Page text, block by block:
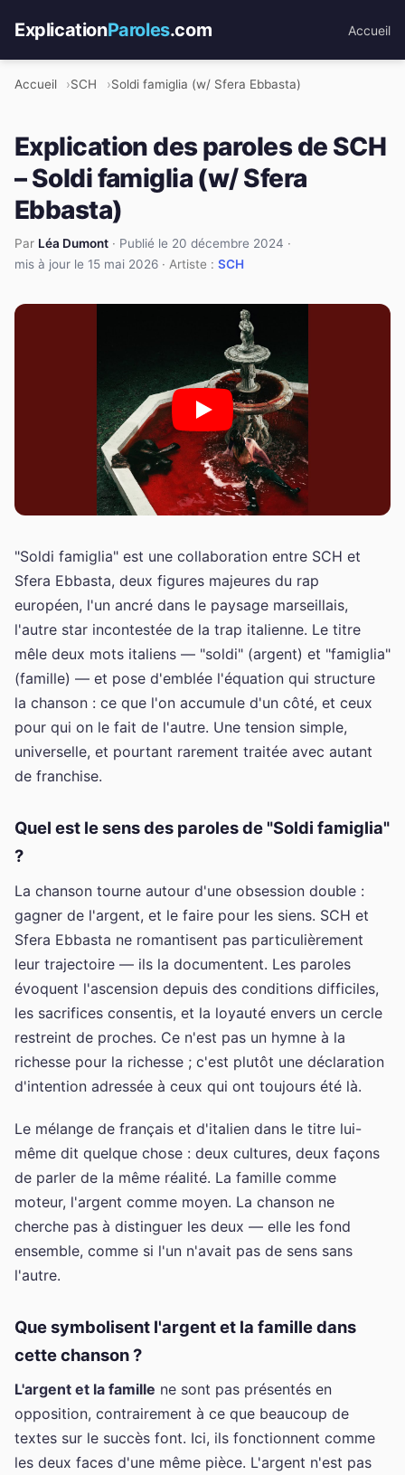
ExplicationParoles.com Accueil
Accueil SCH Soldi famiglia (w/ Sfera Ebbasta)
Explication des paroles de SCH
– Soldi famiglia (w/ Sfera
Ebbasta)
Par Léa Dumont · Publié le 20 décembre 2024 ·
mis à jour le 15 mai 2026 · Artiste : SCH
"Soldi famiglia" est une collaboration entre SCH et
Sfera Ebbasta, deux figures majeures du rap
européen, l'un ancré dans le paysage marseillais,
l'autre star incontestée de la trap italienne. Le titre
mêle deux mots italiens — "soldi" (argent) et "famiglia"
(famille) — et pose d'emblée l'équation qui structure
la chanson : ce que l'on accumule d'un côté, et ceux
pour qui on le fait de l'autre. Une tension simple,
universelle, et pourtant rarement traitée avec autant
de franchise.
Quel est le sens des paroles de "Soldi famiglia"
?
La chanson tourne autour d'une obsession double :
gagner de l'argent, et le faire pour les siens. SCH et
Sfera Ebbasta ne romantisent pas particulièrement
leur trajectoire — ils la documentent. Les paroles
évoquent l'ascension depuis des conditions difficiles,
les sacrifices consentis, et la loyauté envers un cercle
restreint de proches. Ce n'est pas un hymne à la
richesse pour la richesse ; c'est plutôt une déclaration
d'intention adressée à ceux qui ont toujours été là.
Le mélange de français et d'italien dans le titre lui-
même dit quelque chose : deux cultures, deux façons
de parler de la même réalité. La famille comme
moteur, l'argent comme moyen. La chanson ne
cherche pas à distinguer les deux — elle les fond
ensemble, comme si l'un n'avait pas de sens sans
l'autre.
Que symbolisent l'argent et la famille dans
cette chanson ?
L'argent et la famille ne sont pas présentés en
opposition, contrairement à ce que beaucoup de
textes sur le succès font. Ici, ils fonctionnent comme
les deux faces d'une même pièce. L'argent n'est pas